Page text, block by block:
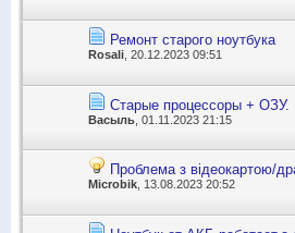
Ремонт старого ноутбука
Rosali , 20.12.2023 09:51
Старые процессоры + ОЗУ.
Васыль , 01.11.2023 21:15
Проблема з відеокартою/
Microbik , 13.08.2023 20:52